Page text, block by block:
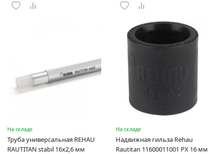
На складе
Труба универсальная REHAU
RAUTITAN stabil 16х2,6 мм
На складе
Надвижная гильза Rehau
Rautitan 11600011001 PX 16 мм